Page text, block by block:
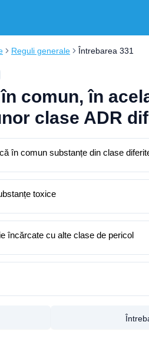
Reguli generale Întrebarea 331
comun, în
clase ADR
în comun substanțe din clase
toxice
încărcate cu alte clase de pericol